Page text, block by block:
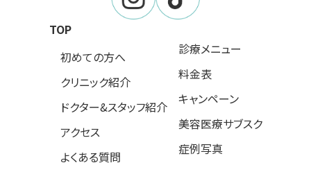
TOP
初めての方へ
クリニック紹介
ドクター&スタッフ紹介
アクセス
よくある質問
診療メニュー
料金表
キャンペーン
美容医療サブスク
症例写真